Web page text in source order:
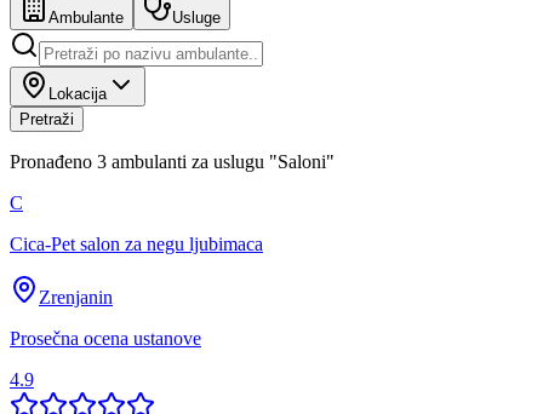
Ambulante Usluge
Lokacija
Pretraži
Pronađeno 3 ambulanti za uslugu "Saloni"
C
Cica-Pet salon za negu ljubimaca
Zrenjanin
Prosečna ocena ustanove
4.9